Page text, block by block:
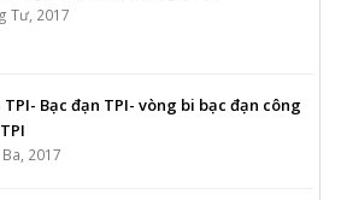
Tư, 2017
TPI- Bạc đạn TPI- vòng bi bạc đạn công
2017